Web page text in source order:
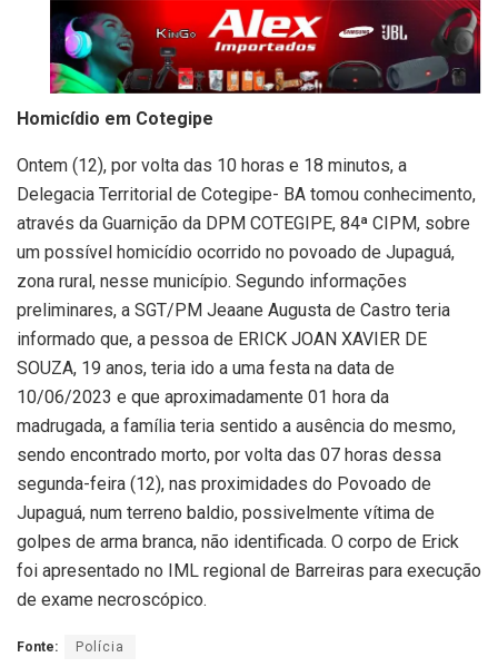
Homicídio em Cotegipe
Ontem (12), por volta das 10 horas e 18 minutos, a
Delegacia Territorial de Cotegipe- BA tomou conhecimento,
através da Guarnição da DPM COTEGIPE, 84ª CIPM, sobre
um possível homicídio ocorrido no povoado de Jupaguá,
zona rural, nesse município. Segundo informações
preliminares, a SGT/PM Jeaane Augusta de Castro teria
informado que, a pessoa de ERICK JOAN XAVIER DE
SOUZA, 19 anos, teria ido a uma festa na data de
10/06/2023 e que aproximadamente 01 hora da
madrugada, a família teria sentido a ausência do mesmo,
sendo encontrado morto, por volta das 07 horas dessa
segunda-feira (12), nas proximidades do Povoado de
Jupaguá, num terreno baldio, possivelmente vítima de
golpes de arma branca, não identificada. O corpo de Erick
foi apresentado no IML regional de Barreiras para execução
de exame necroscópico.
Fonte: Polícia